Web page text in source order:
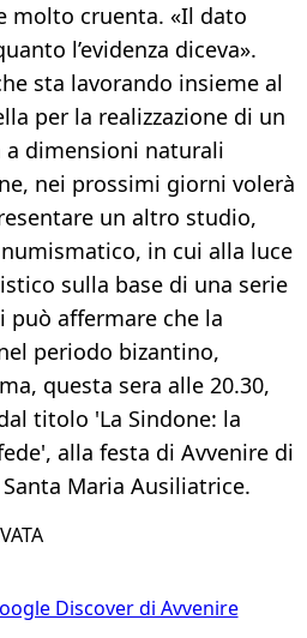
molto cruenta. «Il dato
l’evidenza diceva».
sta lavorando insieme al
per la realizzazione di un
dimensioni naturali
nei prossimi giorni volerà
un altro studio,
in cui alla luce
sulla base di una serie
può affermare che la
periodo bizantino,
questa sera alle 20.30,
titolo 'La Sindone: la
alla festa di Avvenire di
Maria Ausiliatrice.
Discover di Avvenire